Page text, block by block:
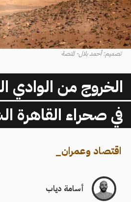
تصميم: أحمد بلال- المنصة
الخروج من الوادي
في صحراء القاهرة
اقتصاد وعمران_
أسامة دياب